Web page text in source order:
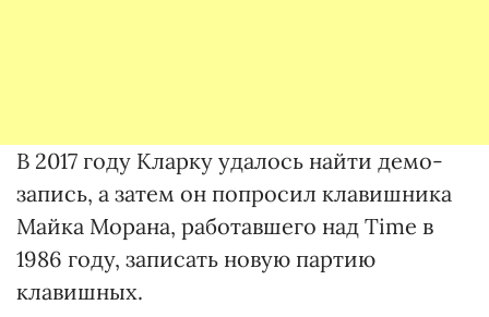
В 2017 году Кларку удалось найти демо-
запись, а затем он попросил клавишника
Майка Морана, работавшего над Time в
1986 году, записать новую партию
клавишных.